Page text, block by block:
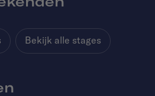
Bekijk alle stages